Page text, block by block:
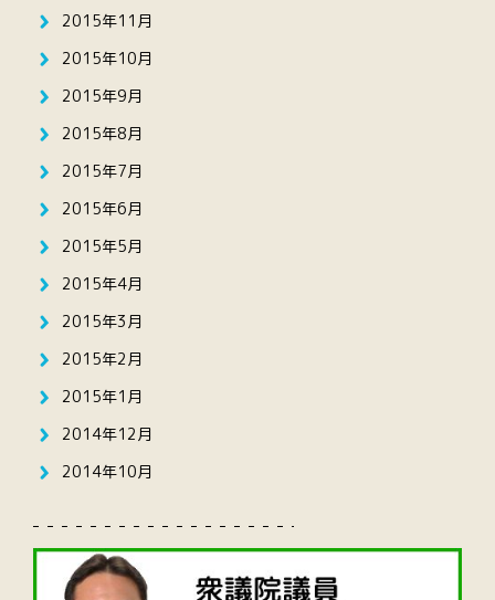
2015年11月
2015年10月
2015年9月
2015年8月
2015年7月
2015年6月
2015年5月
2015年4月
2015年3月
2015年2月
2015年1月
2014年12月
2014年10月